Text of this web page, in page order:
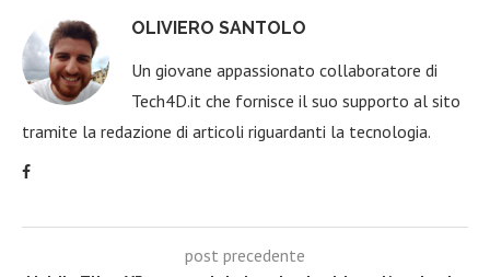
OLIVIERO SANTOLO
Un giovane appassionato collaboratore di
Tech4D.it che fornisce il suo supporto al sito
tramite la redazione di articoli riguardanti la tecnologia.
post precedente